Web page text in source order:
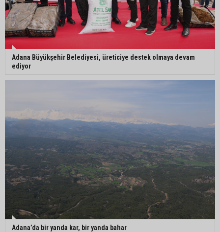
Adana Büyükşehir Belediyesi, üreticiye destek olmaya devam
ediyor
Adana’da bir yanda kar, bir yanda bahar